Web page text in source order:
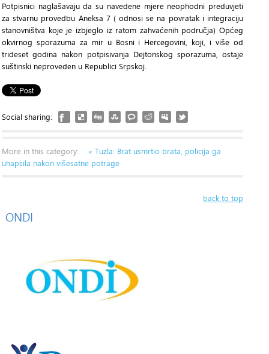
Potpisnici naglašavaju da su navedene mjere neophodni preduvjeti
za stvarnu provedbu Aneksa 7 ( odnosi se na povratak i integraciju
stanovništva koje je izbjeglo iz ratom zahvaćenih područja) Općeg
okvirnog sporazuma za mir u Bosni i Hercegovini, koji, i više od
trideset godina nakon potpisivanja Dejtonskog sporazuma, ostaje
suštinski neproveden u Republici Srpskoj.
Social sharing:
More in this category:
« Tuzla: Brat usmrtio brata, policija ga
uhapsila nakon višesatne potrage
back to top
ONDI